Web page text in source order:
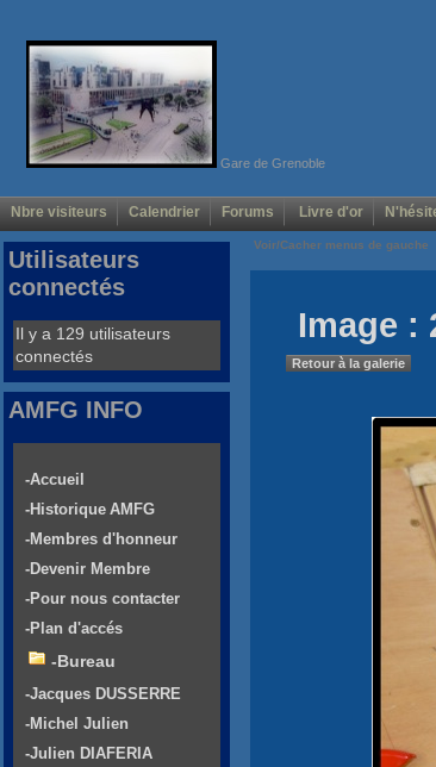
Gare de Grenoble
Nbre visiteurs Calendrier Forums Livre d'or
Voir/Cacher menus de gauche
Image :
Retour à la galerie
Utilisateurs
connectés
Il y a 129 utilisateurs
connectés
AMFG INFO
-Accueil
-Historique AMFG
-Membres d'honneur
-Devenir Membre
-Pour nous contacter
-Plan d'accés
-Bureau
-Jacques DUSSERRE
-Michel Julien
-Julien DIAFERIA